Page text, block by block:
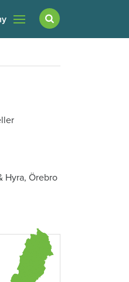
Hyra, Örebro